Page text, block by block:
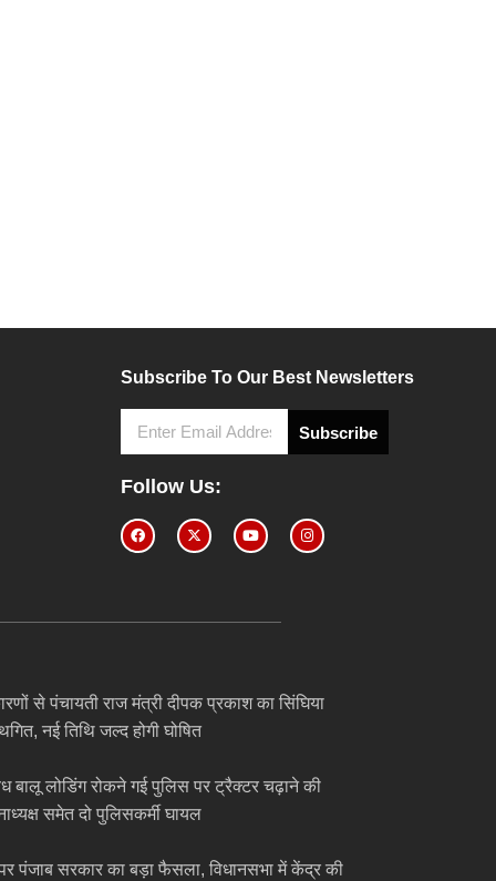
Subscribe To Our Best Newsletters
Subscribe
Follow Us:
से पंचायती राज मंत्री दीपक प्रकाश का सिंघिया
नई तिथि जल्द होगी घोषित
बालू लोडिंग रोकने गई पुलिस पर ट्रैक्टर चढ़ाने की
समेत दो पुलिसकर्मी घायल
पंजाब सरकार का बड़ा फैसला, विधानसभा में केंद्र की